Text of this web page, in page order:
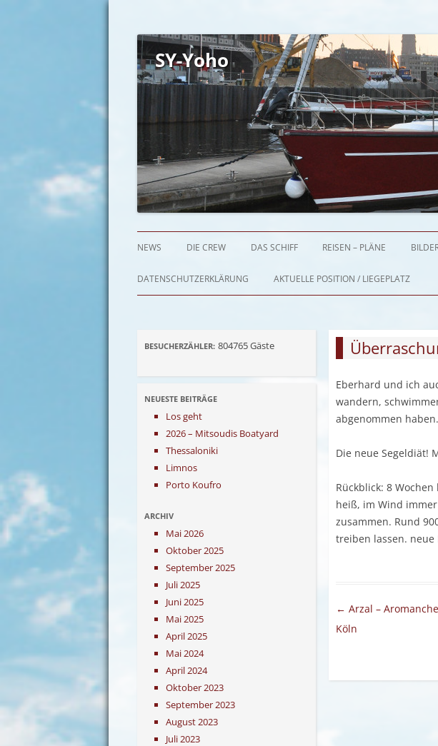
SY-Yoho
NEWS DIE CREW DAS SCHIFF REISEN – PLÄNE
DATENSCHUTZERKLÄRUNG AKTUELLE POSITION / LIEGEPLATZ
Eberhard und ich
wandern,
abgenommen
Die neue Segeldiät!
Rückblick: 8
heiß, im Wind
zusammen. Rund
treiben lassen. neue
Artikel-Navigation
← Arzal –
Köln
BESUCHERZÄHLER: 804765Gäste
NEUESTE BEITRÄGE
Los geht
2026 – Mitsoudis Boatyard
Thessaloniki
Limnos
Porto Koufro
ARCHIV
Mai 2026
Oktober 2025
September 2025
Juli 2025
Juni 2025
Mai 2025
April 2025
Mai 2024
April 2024
Oktober 2023
September 2023
August 2023
Juli 2023